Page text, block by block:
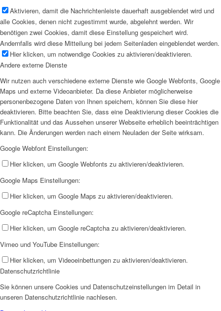
Aktivieren, damit die Nachrichtenleiste dauerhaft ausgeblendet wird und
alle Cookies, denen nicht zugestimmt wurde, abgelehnt werden. Wir
benötigen zwei Cookies, damit diese Einstellung gespeichert wird.
Andernfalls wird diese Mitteilung bei jedem Seitenladen eingeblendet werden.
Hier klicken, um notwendige Cookies zu aktivieren/deaktivieren.
Andere externe Dienste
Wir nutzen auch verschiedene externe Dienste wie Google Webfonts, Google
Maps und externe Videoanbieter. Da diese Anbieter möglicherweise
personenbezogene Daten von Ihnen speichern, können Sie diese hier
deaktivieren. Bitte beachten Sie, dass eine Deaktivierung dieser Cookies die
Funktionalität und das Aussehen unserer Webseite erheblich beeinträchtigen
kann. Die Änderungen werden nach einem Neuladen der Seite wirksam.
Google Webfont Einstellungen:
Hier klicken, um Google Webfonts zu aktivieren/deaktivieren.
Google Maps Einstellungen:
Hier klicken, um Google Maps zu aktivieren/deaktivieren.
Google reCaptcha Einstellungen:
Hier klicken, um Google reCaptcha zu aktivieren/deaktivieren.
Vimeo und YouTube Einstellungen:
Hier klicken, um Videoeinbettungen zu aktivieren/deaktivieren.
Datenschutzrichtlinie
Sie können unsere Cookies und Datenschutzeinstellungen im Detail in
unseren Datenschutzrichtlinie nachlesen.